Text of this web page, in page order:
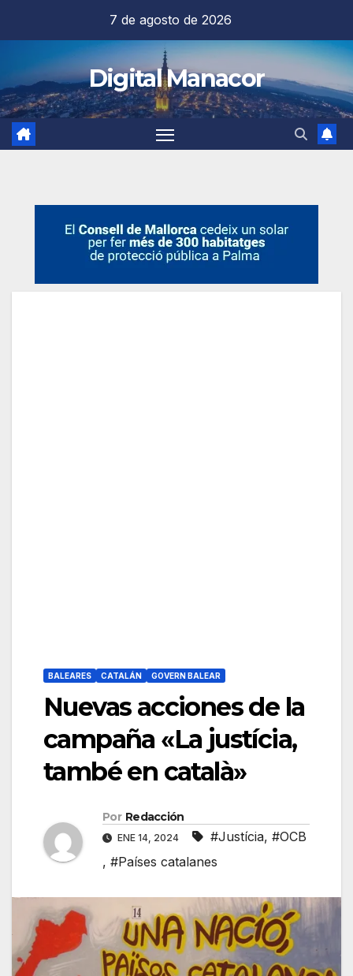
contenido
7 de agosto de 2026
Digital Manacor
BALEARES CATALÁN GOVERN BALEAR
Nuevas acciones de la
campaña «La justícia,
també en català»
Por Redacción
ENE 14, 2024 #Justícia, #OCB
, #Países catalanes